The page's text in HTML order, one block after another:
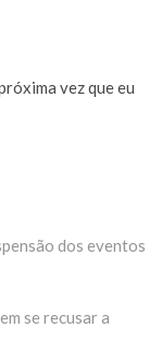
vez que eu
dos eventos
se recusar a